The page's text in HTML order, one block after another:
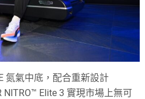
氮氣中底，配合重新設計
NITRO™ Elite 3 實現市場上無可